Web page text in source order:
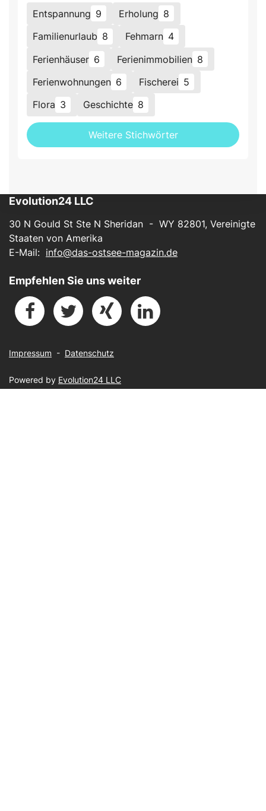
Entspannung 9 Erholung 8
Familienurlaub 8 Fehmarn 4
Ferienhäuser 6 Ferienimmobilien 8
Ferienwohnungen 6 Fischerei 5
Flora 3 Geschichte 8
Weitere Stichwörter
Evolution24 LLC
30 N Gould St Ste N Sheridan - WY 82801, Vereinigte
Staaten von Amerika
E-Mail: info@das-ostsee-magazin.de
Empfehlen Sie uns weiter
Impressum - Datenschutz
Powered by Evolution24 LLC